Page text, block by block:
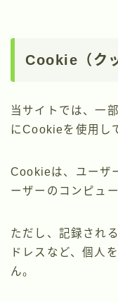
Cookie（ク
当サイトでは、一
にCookieを使用し
Cookieは、ユーザ
ーザーのコンピュ
ただし、記録され
ドレスなど、個人
ん。